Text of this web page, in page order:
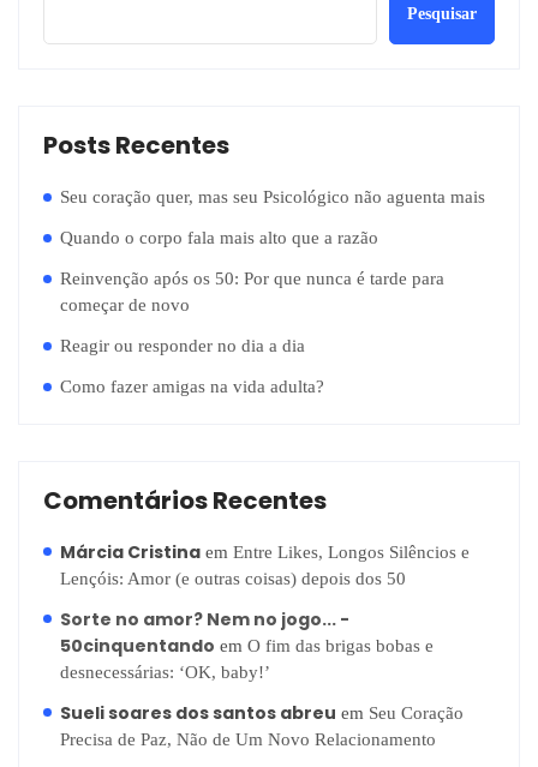
Pesquisar
Posts Recentes
Seu coração quer, mas seu Psicológico não aguenta mais
Quando o corpo fala mais alto que a razão
Reinvenção após os 50: Por que nunca é tarde para
começar de novo
Reagir ou responder no dia a dia
Como fazer amigas na vida adulta?
Comentários Recentes
Márcia Cristina em Entre Likes, Longos Silêncios e
Lençóis: Amor (e outras coisas) depois dos 50
Sorte no amor? Nem no jogo... -
50cinquentando em O fim das brigas bobas e
desnecessárias: ‘OK, baby!’
Sueli soares dos santos abreu em Seu Coração
Precisa de Paz, Não de Um Novo Relacionamento